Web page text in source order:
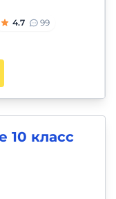
4.7 99
10 класс